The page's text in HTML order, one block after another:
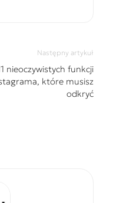
Następny artykuł
nieoczywistych funkcji
które musisz
odkryć